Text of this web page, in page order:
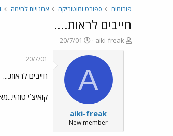
פורומים ספורט ומוטוריקה אמנויות לחימה
חייבים לראות....
פ
ו
aiki-freak
פ
ו
ר
ב
א
ר
ך
20/7/01
A
aiki-freak
New member
20/7/01
חייבים לראות....
קואיצ´י